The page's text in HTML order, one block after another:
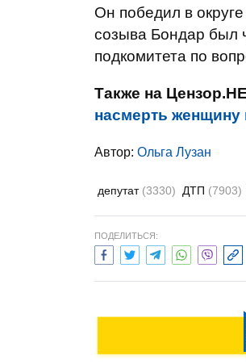
Он победил в
созыва Бондар был
подкомитета по
Также на
насмерть
Автор: Ольга Лузан
депутат (3330) ДТП (7903)
ПОДЕЛИТЬСЯ: